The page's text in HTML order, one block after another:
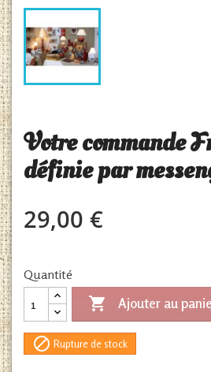
Votre commande
définie par
29,00 €
Quantité
 Ajouter au
 Rupture de stock